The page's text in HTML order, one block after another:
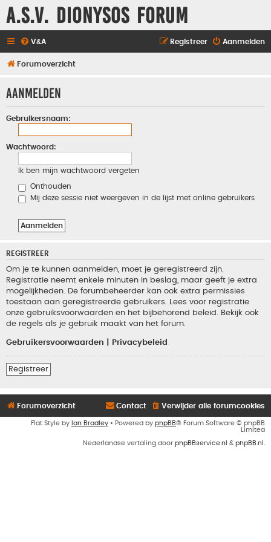
A.S.V. Dionysos Forum
V&A Aanmelden
Registreer
Forumoverzicht
Aanmelden
Gebruikersnaam:
Wachtwoord:
Ik ben mijn wachtwoord vergeten
Onthouden
Mij deze sessie niet weergeven in de lijst met online gebruikers
REGISTREER
Om je te kunnen aanmelden, moet je geregistreerd zijn.
Registratie neemt enkele minuten in beslag, maar geeft je extra
mogelijkheden. De forumbeheerder kan ook extra permissies
toestaan aan geregistreerde gebruikers. Lees voor registratie
onze gebruiksvoorwaarden en het bijbehorend beleid. Bekijk ook
de regels als je gebruik maakt van het forum.
Gebruikersvoorwaarden Privacybeleid
Registreer
Forumoverzicht Verwijder alle forumcookies
Contact
Flat Style by Ian Bradley • Powered by phpBB® Forum Software © phpBB
Limited
Nederlandse vertaling door phpBBservice.nl & phpBB.nl .